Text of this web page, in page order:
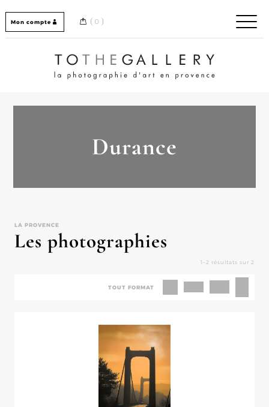
Mon compte 0
Home / Accueil
Durance
LA PROVENCE
Les photographies
1–2 résultats sur 2
TOUT FORMAT